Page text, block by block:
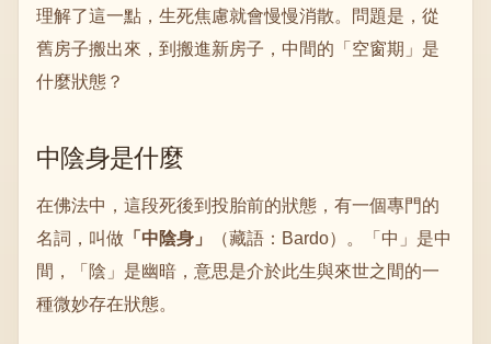
理解了這一點，生死焦慮就會慢慢消散。問題是，從
舊房子搬出來，到搬進新房子，中間的「空窗期」是
什麼狀態？
中陰身是什麼
在佛法中，這段死後到投胎前的狀態，有一個專門的
名詞，叫做 「中陰身」
（藏語：Bardo）。「中」是中
間，「陰」是幽暗，意思是介於此生與來世之間的一
種微妙存在狀態。